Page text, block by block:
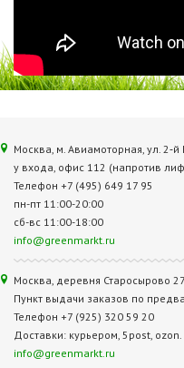
Москва, м. Авиамоторная, ул.
у входа, офис 112 (напротив
Телефон +7 (495) 649 17 95
пн-пт 11:00-20:00
сб-вс 11:00-18:00
info@greenmarkt.ru
Москва, деревня Старосырово
Пункт выдачи заказов по
Телефон +7 (925) 320 59 20
Доставки: курьером, 5post, ozon.
info@greenmarkt.ru